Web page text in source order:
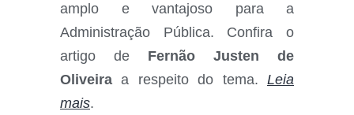
amplo e vantajoso para a
Administração Pública. Confira o
artigo de Fernão Justen de
Oliveira a respeito do tema. Leia
mais.